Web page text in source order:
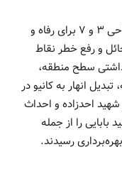
وی تصریح کرد: ساختمان اسکان کارگری نواحی ۳ و ۷ برای رفاه و
و رفع خطر نقاط
سطح منطقه،
انهار به کانیو در
احدزاده و احداث
بابایی را از جمله